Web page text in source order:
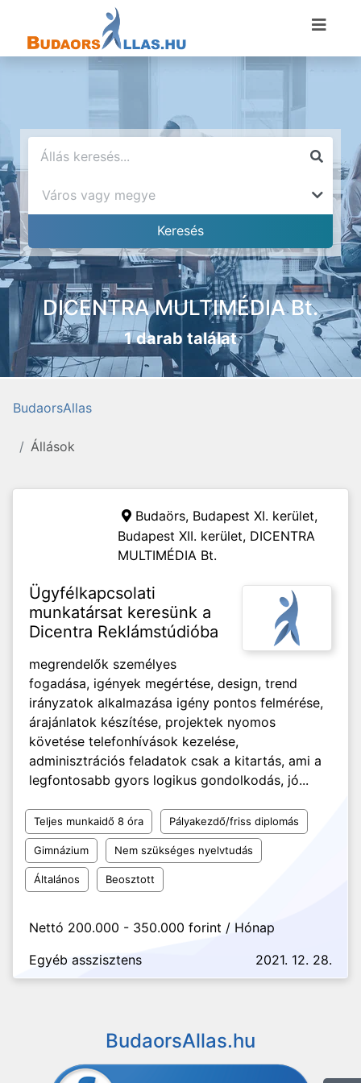
DICENTRA MULTIMÉDIA Bt.
1 darab találat
BudaorsAllas
Állások
Budaörs, Budapest XI. kerület,
Budapest XII. kerület, DICENTRA
MULTIMÉDIA Bt.
Ügyfélkapcsolati
munkatársat keresünk a
Dicentra Reklámstúdióba
megrendelők személyes
fogadása, igények megértése, design, trend
irányzatok alkalmazása igény pontos felmérése,
árajánlatok készítése, projektek nyomos
követése telefonhívások kezelése,
adminisztrációs feladatok csak a kitartás, ami a
legfontosabb gyors logikus gondolkodás, jó...
Teljes munkaidő 8 óra Pályakezdő/friss diplomás
Gimnázium Nem szükséges nyelvtudás
Általános Beosztott
Nettó 200.000 - 350.000 forint / Hónap
Egyéb asszisztens
2021. 12. 28.
BudaorsAllas.hu